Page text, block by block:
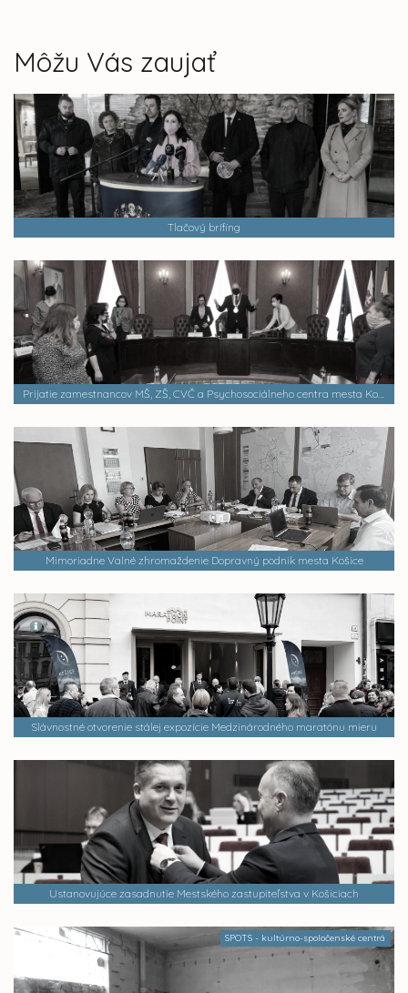
Môžu Vás zaujať
Tlačový brífing
Mimoriadne Valné zhromaždenie Dopravný podnik mesta Košice
Slávnostné otvorenie stálej expozície Medzinárodného maratónu mieru
Ustanovujúce zasadnutie Mestského zastupiteľstva v Košiciach
SPOTS - kultúrno-spoločenské centrá